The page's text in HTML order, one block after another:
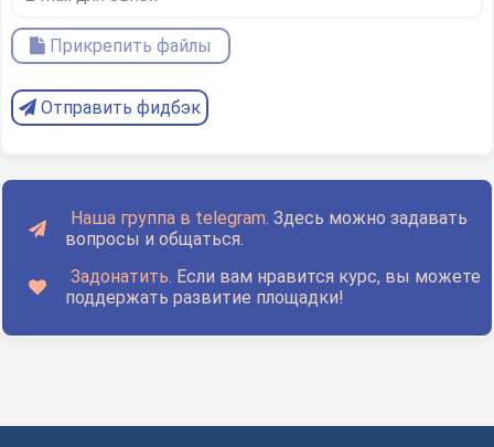
Прикрепить файлы
Отправить фидбэк
Наша группа в telegram. Здесь можно задавать
вопросы и общаться.
Задонатить. Если вам нравится курс, вы можете
поддержать развитие площадки!